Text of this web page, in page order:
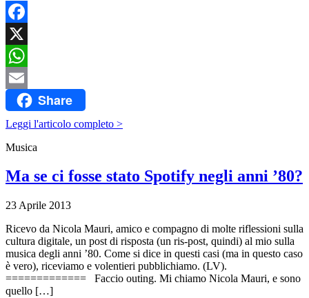
Facebook
X
WhatsApp
Email Share
Leggi l'articolo completo >
Musica
Ma se ci fosse stato Spotify negli anni ’80?
23 Aprile 2013
Ricevo da Nicola Mauri, amico e compagno di molte riflessioni sulla
cultura digitale, un post di risposta (un ris-post, quindi) al mio sulla
musica degli anni ’80. Come si dice in questi casi (ma in questo caso
è vero), riceviamo e volentieri pubblichiamo. (LV).
============= Faccio outing. Mi chiamo Nicola Mauri, e sono
quello […]